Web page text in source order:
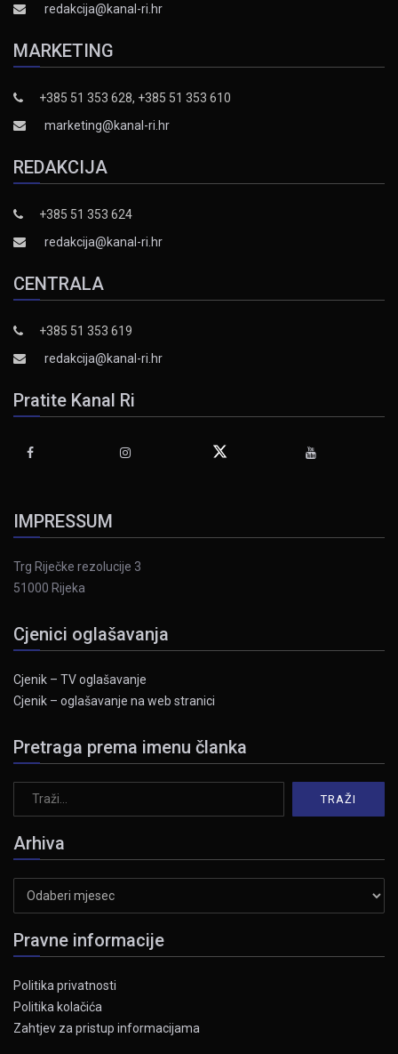
redakcija@kanal-ri.hr
MARKETING
+385 51 353 628, +385 51 353 610
marketing@kanal-ri.hr
REDAKCIJA
+385 51 353 624
redakcija@kanal-ri.hr
CENTRALA
+385 51 353 619
redakcija@kanal-ri.hr
Pratite Kanal Ri
IMPRESSUM
Trg Riječke rezolucije 3
51000 Rijeka
Cjenici oglašavanja
Cjenik – TV oglašavanje
Cjenik – oglašavanje na web stranici
Pretraga prema imenu članka
Arhiva
Pravne informacije
Politika privatnosti
Politika kolačića
Zahtjev za pristup informacijama